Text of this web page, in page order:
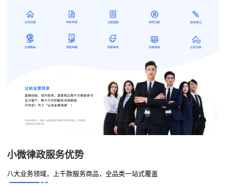
小微律政服务优势
八大业务领域，上千款服务商品，全品类一站式覆盖